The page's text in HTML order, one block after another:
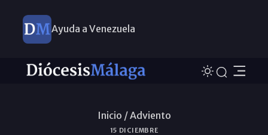
Ayuda a Venezuela
Inicio /Adviento
15 DICIEMBRE